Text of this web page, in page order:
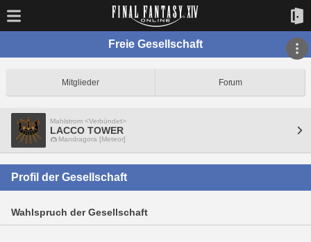
Freie Gesellschaft
Mitglieder Forum
Mahlstrom <Verbündet>
LACCO TOWER
Mandragora [Meteor]
Profil der Gesellschaft
Wahlspruch der Gesellschaft